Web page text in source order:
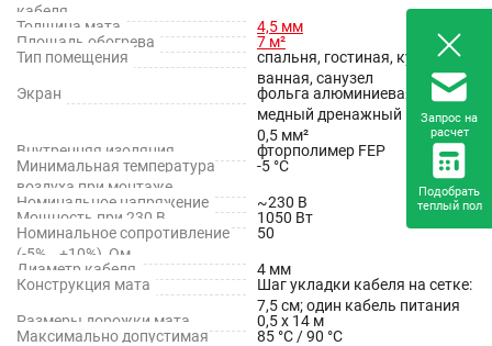
кабеля
Толщина мата
4,5 мм
Площадь обогрева
7 м²
Тип помещения
спальня, гостиная, кухня,
ванная, санузел
Экран
фольга алюминиевая +
медный дренажный провод
0,5 мм²
Внутренняя изоляция
фторполимер FEP
Минимальная температура
воздуха при монтаже
-5 °С
Номинальное напряжение
~230 В
Мощность при 230 В
1050 Вт
Номинальное сопротивление
(-5%...+10%), Ом
50
Диаметр кабеля
4 мм
Конструкция мата
Шаг укладки кабеля на сетке:
7,5 см; один кабель питания
Размеры дорожки мата
0,5 х 14 м
Максимально допустимая
85 °С / 90 °С
Запрос на
расчет
Подобрать
теплый пол